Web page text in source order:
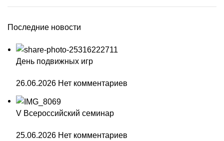
Последние новости
День подвижных игр
26.06.2026 Нет комментариев
V Всероссийский семинар
25.06.2026 Нет комментариев